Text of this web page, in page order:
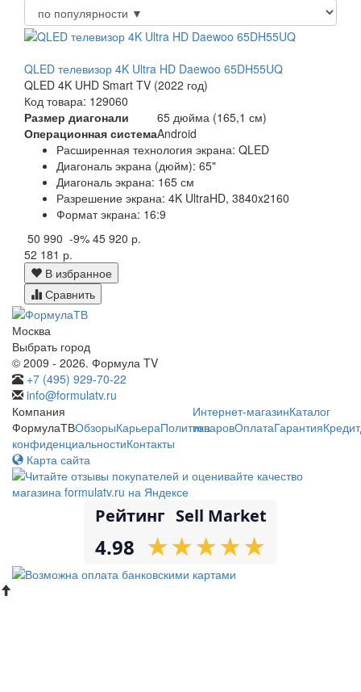
QLED телевизор 4K Ultra HD Daewoo 65DH55UQ
QLED 4K UHD Smart TV (2022 год)
Код товара: 129060
Размер диагонали
65 дюйма (165,1 см)
Операционная системаAndroid
Расширенная технология экрана: QLED
Диагональ экрана (дюйм): 65"
Диагональ экрана: 165 см
Разрешение экрана: 4K UltraHD, 3840x2160
Формат экрана: 16:9
50 990 -9% 45 920 р.
52 181 р.
В избранное
Сравнить
Москва
Выбрать город
© 2009 - 2026. Формула TV
+7 (495) 929-70-22
info@formulatv.ru
Компания
ФормулаТВОбзорыКарьераПолитика
конфиденциальностиКонтакты
Интернет-магазинКаталог
товаровОплатаГарантияКредит
Карта сайта
Рейтинг Sell Market
4.98 ★
★★
★★
★★
★★
★